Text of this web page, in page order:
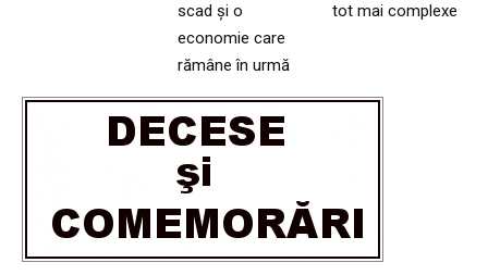
scad și o
economie care
rămâne în urmă
tot mai complexe